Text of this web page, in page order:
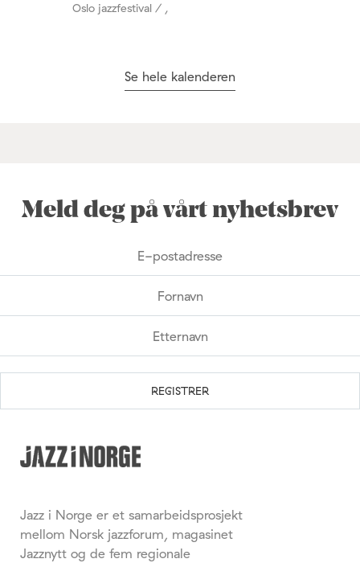
Oslo jazzfestival / ,
Se hele kalenderen
Meld deg på vårt nyhetsbrev
Jazz i Norge er et samarbeidsprosjekt
mellom Norsk jazzforum, magasinet
Jazznytt og de fem regionale